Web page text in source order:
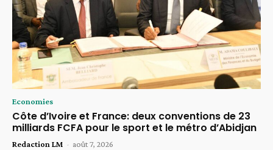
Economies
Côte d’Ivoire et France: deux conventions de 23
milliards FCFA pour le sport et le métro d’Abidjan
Redaction LM - août 7, 2026